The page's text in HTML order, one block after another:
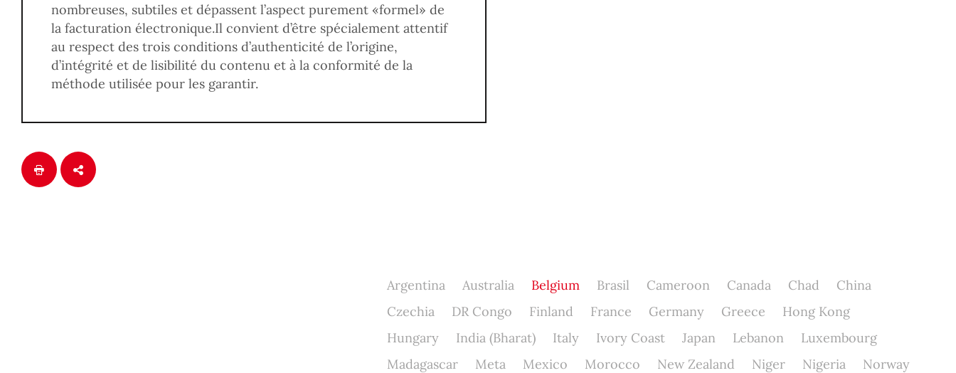
nombreuses, subtiles et dépassent l’aspect purement «formel» de
la facturation électronique.Il convient d’être spécialement attentif
au respect des trois conditions d’authenticité de l’origine,
d’intégrité et de lisibilité du contenu et à la conformité de la
méthode utilisée pour les garantir.
Argentina Australia Belgium Brasil Cameroon Canada Chad
China
Czechia
DR Congo Finland France Germany Greece
Hong Kong
Hungary
India (Bharat) Italy Ivory Coast Japan Lebanon
Luxembourg
Madagascar
Meta Mexico Morocco New Zealand Niger Nigeria
Norway